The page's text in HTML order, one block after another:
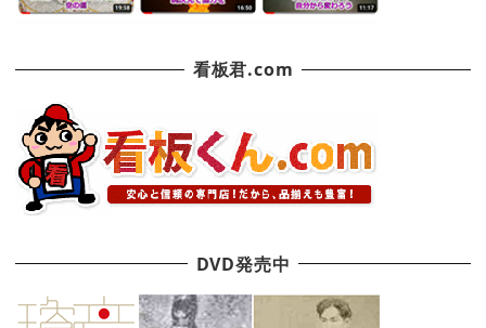
看板君.com
DVD発売中